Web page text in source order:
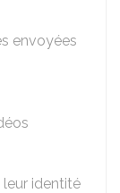
envoyées
leur identité